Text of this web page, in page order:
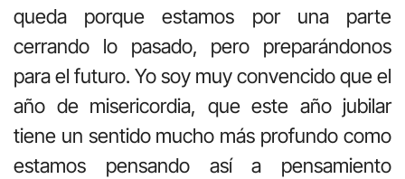
queda porque estamos por una parte
cerrando lo pasado, pero preparándonos
para el futuro. Yo soy muy convencido que el
año de misericordia, que este año jubilar
tiene un sentido mucho más profundo como
estamos pensando así a pensamiento